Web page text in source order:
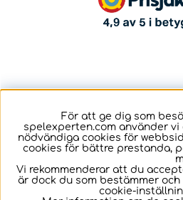
För att ge dig som
spelexperten.com använder
nödvändiga cookies för
cookies för bättre prestanda,
Vi rekommenderar att du
är dock du som bestämmer
cookie-